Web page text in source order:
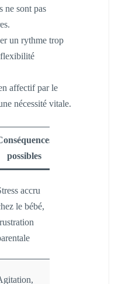
ne sont pas
un rythme trop
affectif par le
nécessité vitale.
possibles
accru
le bébé,